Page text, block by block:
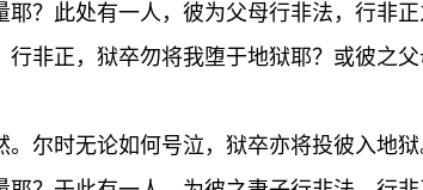
耶？此处有一人，彼为父母行非法，行非
行非正，狱卒勿将我堕于地狱耶？或彼之
尔时无论如何号泣，狱卒亦将投彼入地狱